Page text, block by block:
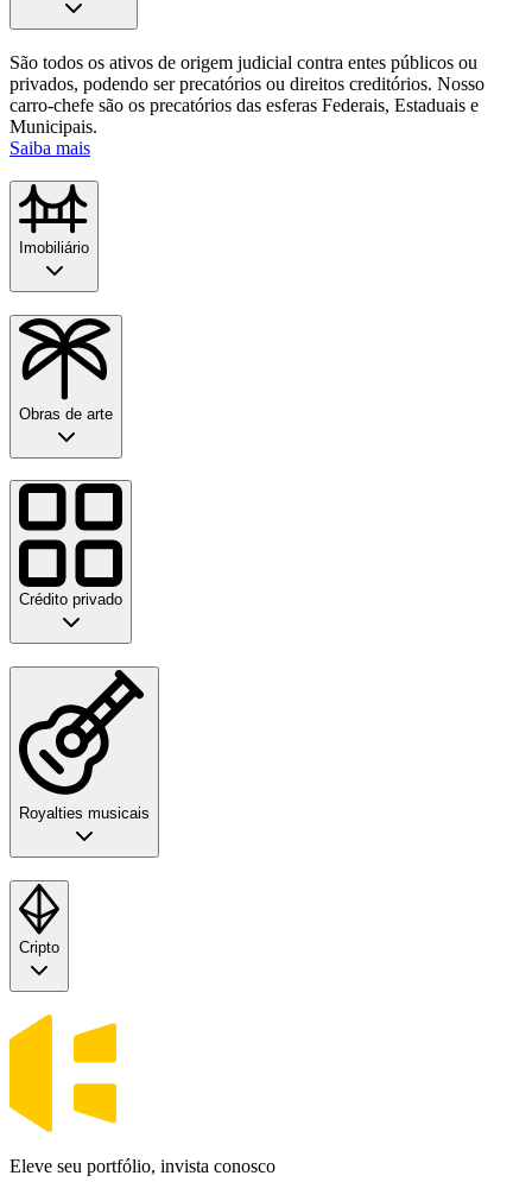
São todos os ativos de origem judicial contra entes públicos ou
privados, podendo ser precatórios ou direitos creditórios. Nosso
carro-chefe são os precatórios das esferas Federais, Estaduais e
Municipais.
Saiba mais
Imobiliário
Obras de arte
Crédito privado
Royalties musicais
Cripto
Eleve seu portfólio, invista conosco